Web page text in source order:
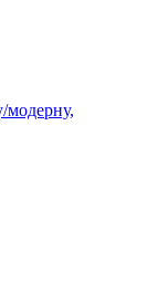
модерну,